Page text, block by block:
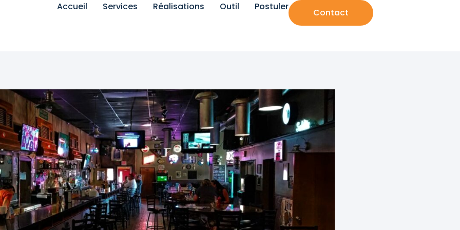
Accueil Services Réalisations Outil Postuler
Contact